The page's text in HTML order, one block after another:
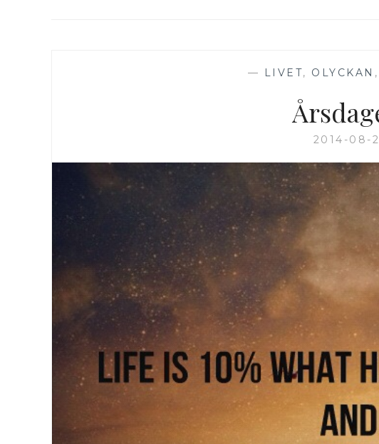
— LIVET, OLYCKAN ,
2014-08-